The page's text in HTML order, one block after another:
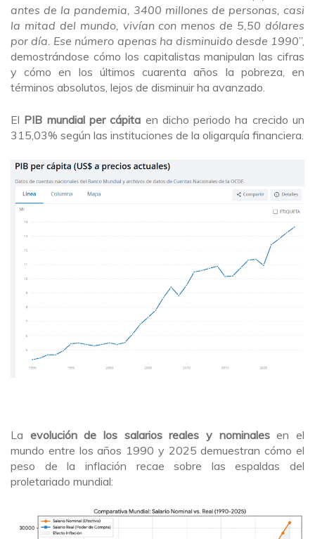
antes de la pandemia, 3400 millones de personas, casi
la mitad del mundo, vivían con menos de 5,50 dólares
por día. Ese número apenas ha disminuido desde 1990”,
demostrándose cómo los capitalistas manipulan las cifras
y cómo en los últimos cuarenta años la pobreza, en
términos absolutos, lejos de disminuir ha avanzado.
El PIB mundial per cápita en dicho periodo ha crecido un
315,03% según las instituciones de la oligarquía financiera.
La evolución de los salarios reales y nominalesen el
mundo entre los años 1990 y 2025 demuestran cómo el
peso de la inflación recae sobre las espaldas del
proletariado mundial: